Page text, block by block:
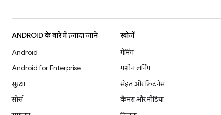
ANDROID के बारे में ज़्यादा जानें
Android
Android for Enterprise
सुरक्षा
सोर्स
खोजें
गेमिंग
मशीन लर्निंग
सेहत और फ़िटनेस
कैमरा और मीडिया